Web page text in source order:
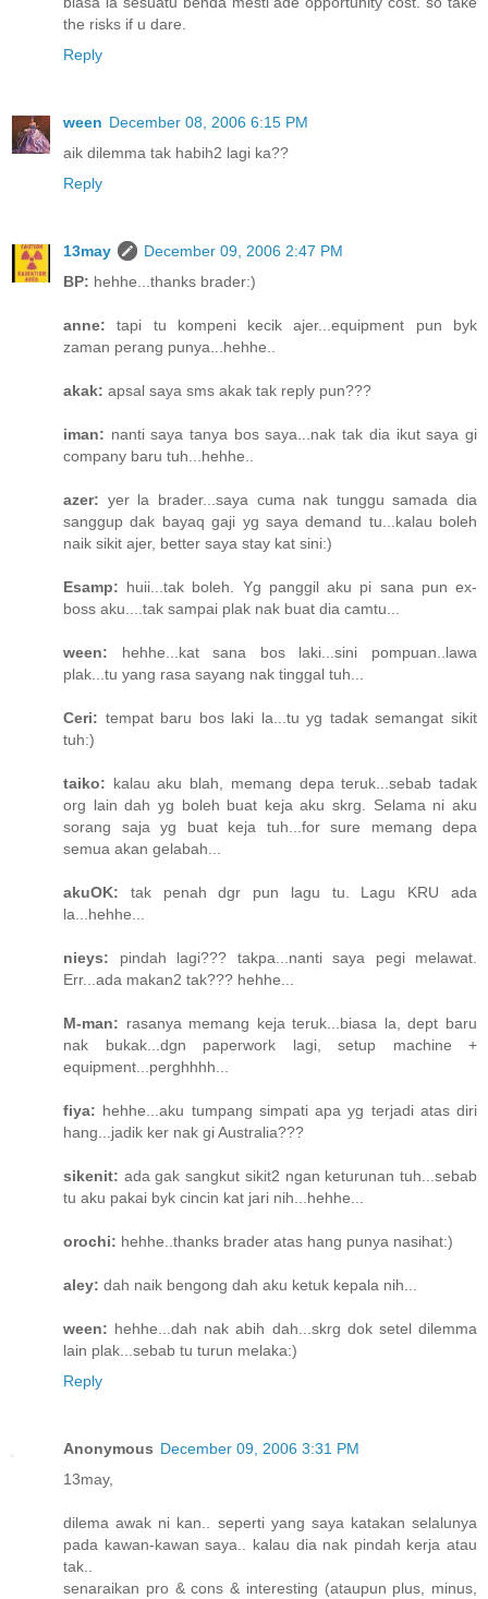
the risks if u dare.
Reply
ween December 08, 2006 6:15 PM
aik dilemma tak habih2 lagi ka??
Reply
13may
December 09, 2006 2:47 PM
BP: hehhe...thanks brader:)
anne: tapi tu kompeni kecik ajer...equipment pun byk
zaman perang punya...hehhe..
akak: apsal saya sms akak tak reply pun???
iman: nanti saya tanya bos saya...nak tak dia ikut saya gi
company baru tuh...hehhe..
azer: yer la brader...saya cuma nak tunggu samada dia
sanggup dak bayaq gaji yg saya demand tu...kalau boleh
naik sikit ajer, better saya stay kat sini:)
Esamp: huii...tak boleh. Yg panggil aku pi sana pun ex-
boss aku....tak sampai plak nak buat dia camtu...
ween: hehhe...kat sana bos laki...sini pompuan..lawa
plak...tu yang rasa sayang nak tinggal tuh...
Ceri: tempat baru bos laki la...tu yg tadak semangat sikit
tuh:)
taiko: kalau aku blah, memang depa teruk...sebab tadak
org lain dah yg boleh buat keja aku skrg. Selama ni aku
sorang saja yg buat keja tuh...for sure memang depa
semua akan gelabah...
akuOK: tak penah dgr pun lagu tu. Lagu KRU ada
la...hehhe...
nieys: pindah lagi??? takpa...nanti saya pegi melawat.
Err...ada makan2 tak??? hehhe...
M-man: rasanya memang keja teruk...biasa la, dept baru
nak bukak...dgn paperwork lagi, setup machine +
equipment...perghhhh...
fiya: hehhe...aku tumpang simpati apa yg terjadi atas diri
hang...jadik ker nak gi Australia???
sikenit: ada gak sangkut sikit2 ngan keturunan tuh...sebab
tu aku pakai byk cincin kat jari nih...hehhe...
orochi: hehhe..thanks brader atas hang punya nasihat:)
aley: dah naik bengong dah aku ketuk kepala nih...
ween: hehhe...dah nak abih dah...skrg dok setel dilemma
lain plak...sebab tu turun melaka:)
Reply
Anonymous December 09, 2006 3:31 PM
13may,
dilema awak ni kan.. seperti yang saya katakan selalunya
pada kawan-kawan saya.. kalau dia nak pindah kerja atau
tak..
senaraikan pro & cons & interesting (ataupun plus, minus,